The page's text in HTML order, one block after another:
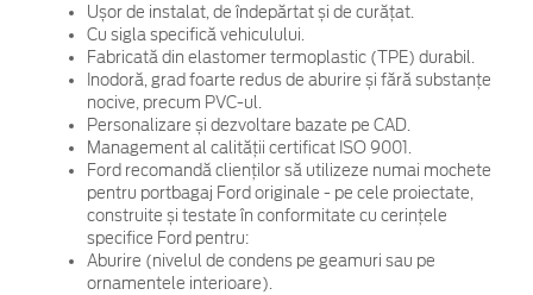
Ușor de instalat, de îndepărtat și de curățat.
Cu sigla specifică vehiculului.
Fabricată din elastomer termoplastic (TPE) durabil.
Inodoră, grad foarte redus de aburire și fără substanțe
nocive, precum PVC-ul.
Personalizare și dezvoltare bazate pe CAD.
Management al calității certificat ISO 9001.
Ford recomandă clienților să utilizeze numai mochete
pentru portbagaj Ford originale - pe cele proiectate,
construite și testate în conformitate cu cerințele
specifice Ford pentru:
Aburire (nivelul de condens pe geamuri sau pe
ornamentele interioare).